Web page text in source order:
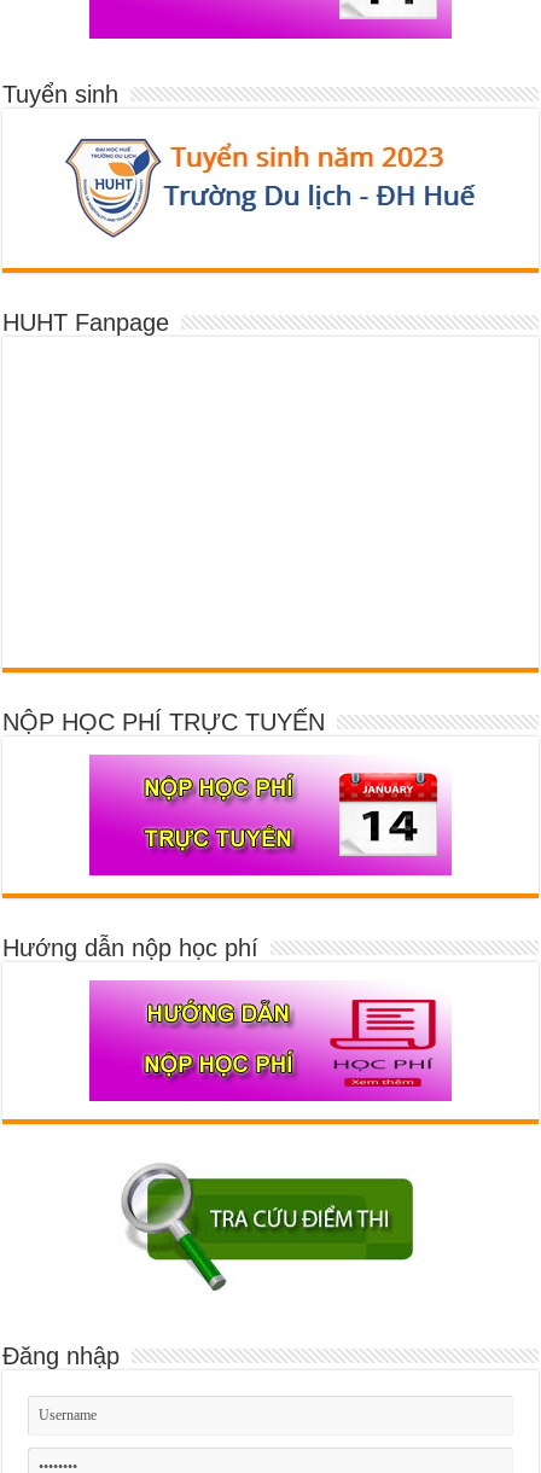
Tuyển sinh
HUHT Fanpage
NỘP HỌC PHÍ TRỰC TUYẾN
Hướng dẫn nộp học phí
Đăng nhập